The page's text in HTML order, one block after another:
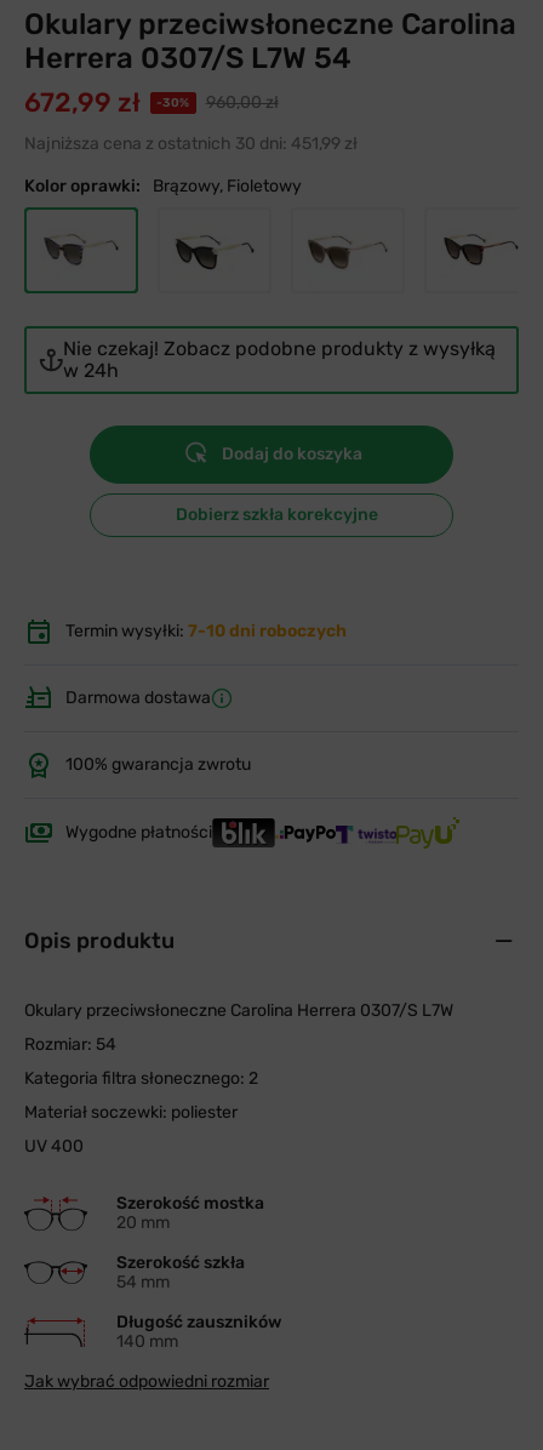
Okulary przeciwsłoneczne Carolina
Herrera 0307/S L7W 54
672,99 zł -30%
960,00 zł
Najniższa cena z ostatnich 30 dni: 451,99 zł
Kolor oprawki: Brązowy, Fioletowy
Nie czekaj! Zobacz podobne produkty z wysyłką
w 24h
Dodaj do koszyka
Dobierz szkła korekcyjne
Termin wysyłki: 7-10 dni roboczych
Darmowa dostawa
100% gwarancja zwrotu
Wygodne płatności
Opis produktu
Okulary przeciwsłoneczne Carolina Herrera 0307/S L7W
Rozmiar: 54
Kategoria filtra słonecznego: 2
Materiał soczewki: poliester
UV 400
Szerokość mostka
20 mm
Szerokość szkła
54 mm
Długość zauszników
140 mm
Jak wybrać odpowiedni rozmiar